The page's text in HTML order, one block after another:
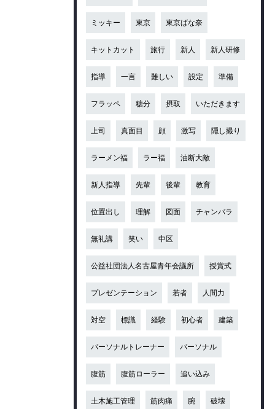
ミッキー 東京 東京ばな奈
キットカット 旅行 新人 新人研修
指導 一言 難しい 設定 準備
フラッペ 糖分 摂取 いただきます
上司 真面目 顔 激写 隠し撮り
ラーメン福 ラー福 油断大敵
新人指導 先輩 後輩 教育
位置出し 理解 図面 チャンバラ
無礼講 笑い 中区
公益社団法人名古屋青年会議所 授賞式
プレゼンテーション 若者 人間力
対空 標識 経験 初心者 建築
パーソナルトレーナー パーソナル
腹筋 腹筋ローラー 追い込み
土木施工管理 筋肉痛 腕 破壊